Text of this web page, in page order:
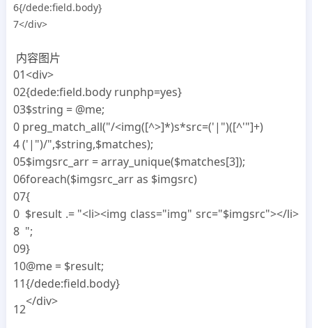
6{/dede:field.body}
7</div>
内容图片
01<div>
02{dede:field.body runphp=yes}
03$string = @me;
0
4
preg_match_all("/<img([^>]*)s*src=('|")([^'"]+)
('|")/",$string,$matches);
05$imgsrc_arr = array_unique($matches[3]);
06foreach($imgsrc_arr as $imgsrc)
07{
0
8
$result .= "<li><img class="img" src="$imgsrc"></li>
";
09}
10@me = $result;
11{/dede:field.body}
12
</div>